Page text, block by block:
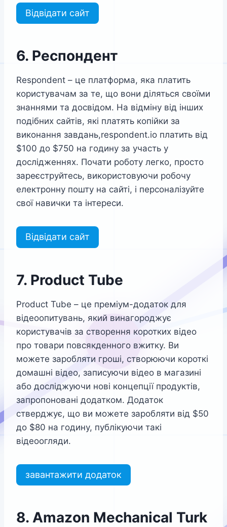
Відвідати сайт
6. Респондент
Respondent – це платформа, яка платить
користувачам за те, що вони діляться своїми
знаннями та досвідом. На відміну від інших
подібних сайтів, які платять копійки за
виконання завдань,respondent.io платить від
$100 до $750 на годину за участь у
дослідженнях. Почати роботу легко, просто
зареєструйтесь, використовуючи робочу
електронну пошту на сайті, і персоналізуйте
свої навички та інтереси.
Відвідати сайт
7. Product Tube
Product Tube – це преміум-додаток для
відеоопитувань, який винагороджує
користувачів за створення коротких відео
про товари повсякденного вжитку. Ви
можете заробляти гроші, створюючи короткі
домашні відео, записуючи відео в магазині
або досліджуючи нові концепції продуктів,
запропоновані додатком. Додаток
стверджує, що ви можете заробляти від $50
до $80 на годину, публікуючи такі
відеоогляди.
завантажити додаток
8. Amazon Mechanical Turk